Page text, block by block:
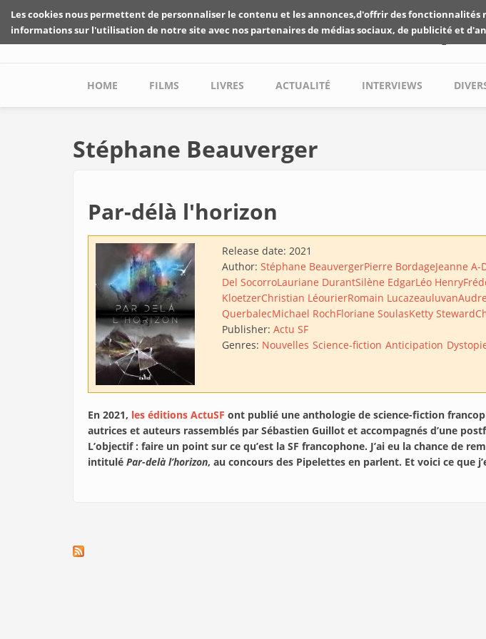
Skip to main content
Les
Main menu
HOME FILMS LIVRES ACTUALITÉ INTERVIEWS
Stéphane Beauverger
Par-délà l'horizon
Release date: 2021
Author: Stéphane BeauvergerPierre BordageJeanne A-
Del SocorroLauriane DurantSilène EdgarLéo Henry
KloetzerChristian LéourierRomain Lucazeauluvan
QuerbalecMichael RochFloriane SoulasKetty Steward
Publisher: Actu SF
Genres: Nouvelles Science-fiction Anticipation
En 2021, les éditions ActuSF ont publié une anthologie de science-fiction
autrices et auteurs rassemblés par Sébastien Guillot et accompagnés d’une
L’objectif : faire un point sur ce qu’est la SF francophone. J’ai eu la chance de
intitulé Par-delà l’horizon, au concours des Pipelettes en parlent. Et voici ce que
Les cookies nous permettent de personnaliser le contenu et les annonces,d'offrir des
informations sur l'utilisation de notre site avec nos partenaires de médias sociaux, de publicité et